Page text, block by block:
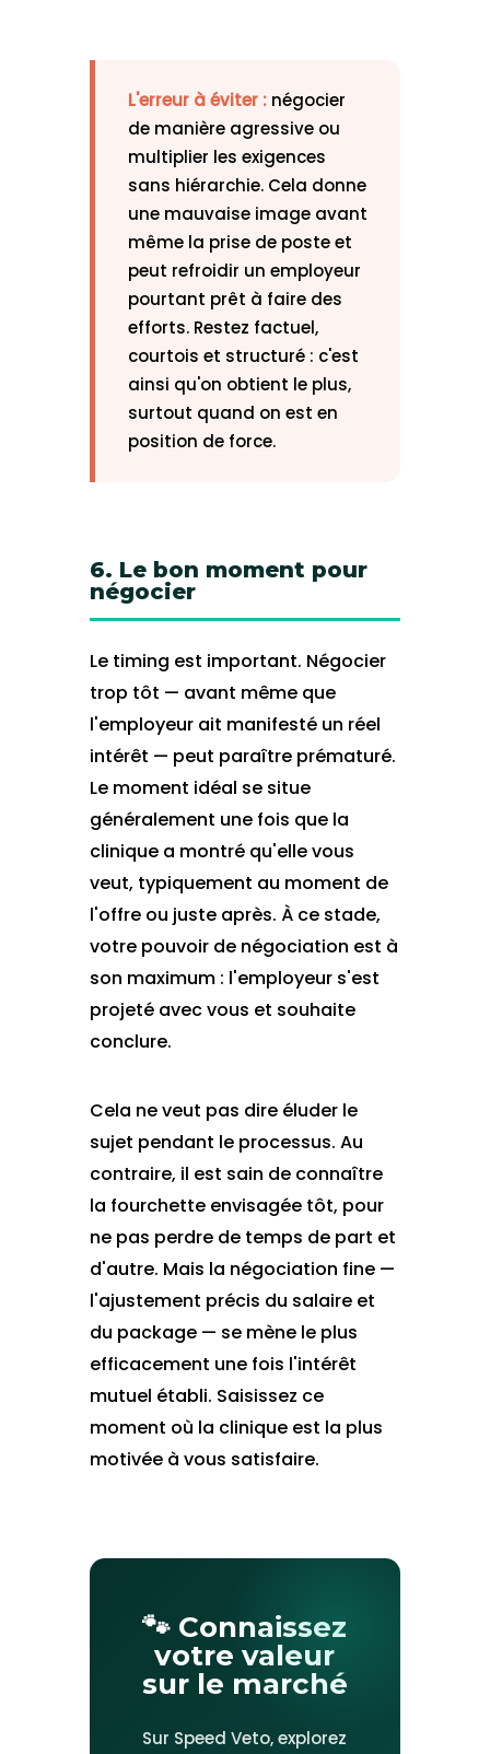
L'erreur à éviter :négocier
de manière agressive ou
multiplier les exigences
sans hiérarchie. Cela donne
une mauvaise image avant
même la prise de poste et
peut refroidir un employeur
pourtant prêt à faire des
efforts. Restez factuel,
courtois et structuré : c'est
ainsi qu'on obtient le plus,
surtout quand on est en
position de force.
6. Le bon moment pour
négocier
Le timing est important. Négocier
trop tôt — avant même que
l'employeur ait manifesté un réel
intérêt — peut paraître prématuré.
Le moment idéal se situe
généralement une fois que la
clinique a montré qu'elle vous
veut, typiquement au moment de
l'offre ou juste après. À ce stade,
votre pouvoir de négociation est à
son maximum : l'employeur s'est
projeté avec vous et souhaite
conclure.
Cela ne veut pas dire éluder le
sujet pendant le processus. Au
contraire, il est sain de connaître
la fourchette envisagée tôt, pour
ne pas perdre de temps de part et
d'autre. Mais la négociation fine —
l'ajustement précis du salaire et
du package — se mène le plus
efficacement une fois l'intérêt
mutuel établi. Saisissez ce
moment où la clinique est la plus
motivée à vous satisfaire.
🐾 Connaissez
votre valeur
sur le marché
Sur Speed Veto, explorez